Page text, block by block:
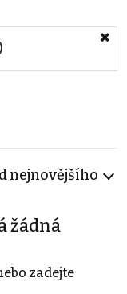
nejnovějšího
žádná
zadejte